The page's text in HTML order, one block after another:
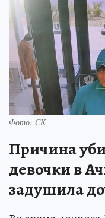
Фото: СК
Причина
девочки в
задушила